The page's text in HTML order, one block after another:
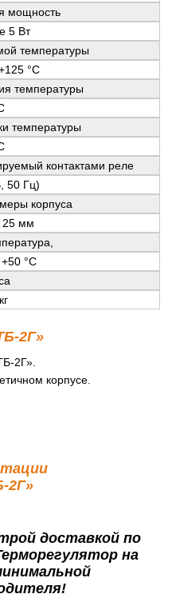
мощность
5 Вт
температуры
°С
температуры
температуры
контактами реле
50 Гц)
корпуса
25 мм
°С
2Г»
2Г».
корпусе.
2Г»
доставкой по
на